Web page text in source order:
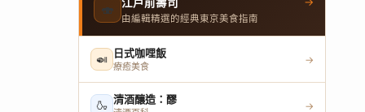
🍣
由編輯精選的經典東京美食指南
🍛 日式咖哩飯
療癒美食
→
🍶 清酒釀造：醪 →